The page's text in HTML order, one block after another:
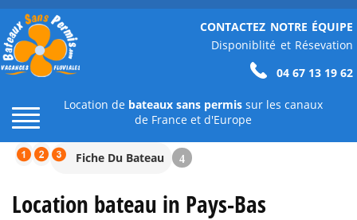
CONTACTEZ NOTRE ÉQUIPE
Disponiblité et Résevation
04 67 13 19 62
Location de bateaux sans permis sur les canaux
de France et d'Europe
Fiche Du Bateau 4
Location bateau in Pays-Bas